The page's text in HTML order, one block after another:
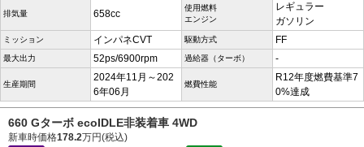
排気量 658cc
使用燃料
エンジン
レギュラー
ガソリン
ミッション インパネCVT 駆動方式 FF
最大出力 52ps/6900rpm 過給器（ターボ） -
生産期間
2024年11月～202
6年06月
燃費性能
R12年度燃費基準7
0%達成
660 Gターボ ecoIDLE非装着車 4WD
新車時価格178.2万円(税込)